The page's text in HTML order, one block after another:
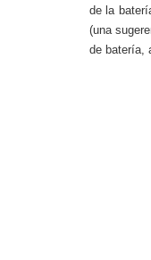
de la
(una
de batería,